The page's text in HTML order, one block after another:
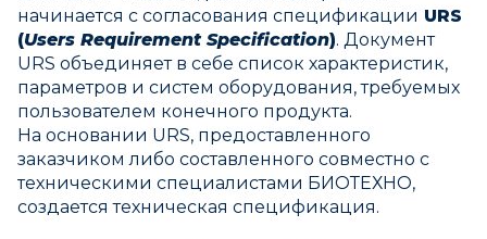
начинается с согласования спецификации URS
(Users Requirement Specification). Документ
URS объединяет в себе список характеристик,
параметров и систем оборудования, требуемых
пользователем конечного продукта.
На основании URS, предоставленного
заказчиком либо составленного совместно с
техническими специалистами БИОТЕХНО,
создается техническая спецификация.